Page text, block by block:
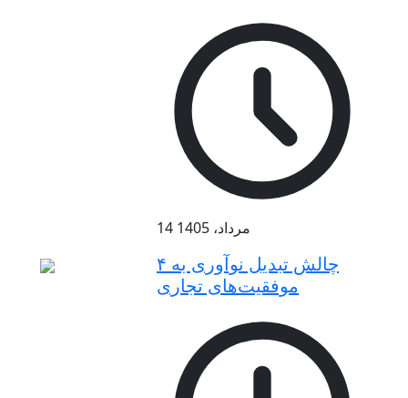
14 مرداد، 1405
۴ چالش تبدیل نوآوری به
موفقیت‌های تجاری